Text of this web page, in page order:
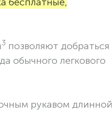
3 позволяют добраться
обычного легкового
рукавом длинной